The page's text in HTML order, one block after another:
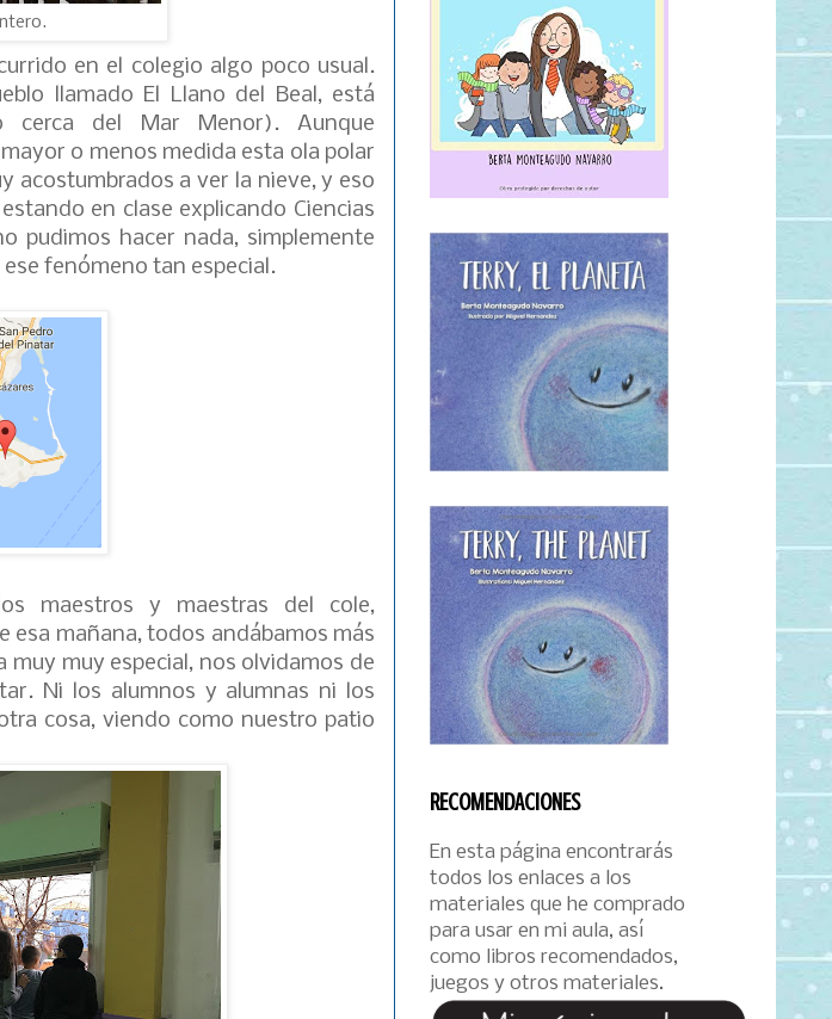
en el colegio algo poco usual.
llamado El Llano del Beal, está
cerca del Mar Menor). Aunque
o menos medida esta ola polar
acostumbrados a ver la nieve, y eso
en clase explicando Ciencias
pudimos hacer nada, simplemente
fenómeno tan especial.
maestros y maestras del cole,
esa mañana, todos andábamos más
muy especial, nos olvidamos de
Ni los alumnos y alumnas ni los
cosa, viendo como nuestro patio
RECOMENDACIONES
En esta página encontrarás
todos los enlaces a los
materiales que he comprado
para usar en mi aula, así
como libros recomendados,
juegos y otros materiales.